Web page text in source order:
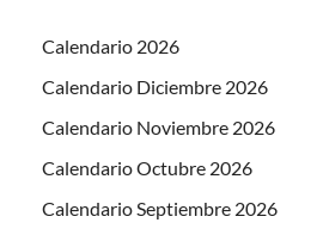
Calendario 2026
Calendario Diciembre 2026
Calendario Noviembre 2026
Calendario Octubre 2026
Calendario Septiembre 2026